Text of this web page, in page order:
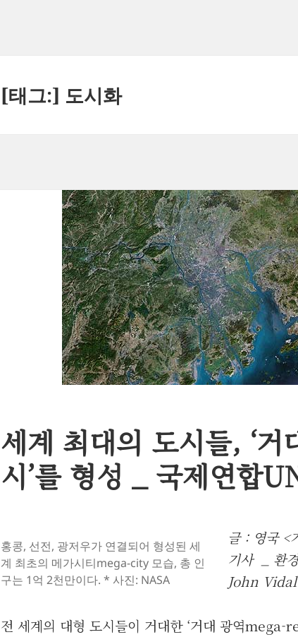
[태그:] 도시화
세계 최대의 도시들, ‘거
시’를 형성 _ 국제연합
홍콩, 선전, 광저우가 연결되어 형성된 세
계 최초의 메가시티mega-city 모습, 총 인
구는 1억 2천만이다. * 사진: NASA
글 : 영국 <
기사 _ 환
John Vidal
전 세계의 대형 도시들이 거대한 ‘거대 광역mega-